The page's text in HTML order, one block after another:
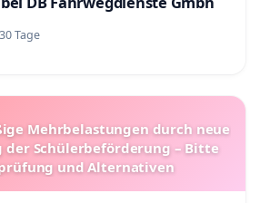
Tage
Mehrbelastungen durch neue
der Schülerbeförderung – Bitte
und Alternativen